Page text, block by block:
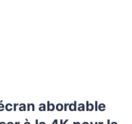
abordable